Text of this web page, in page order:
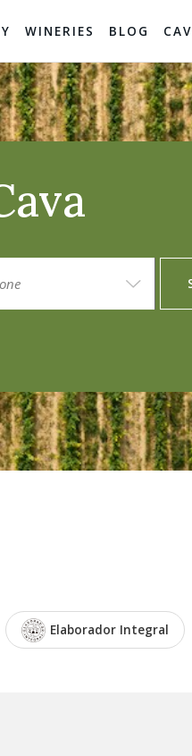
WINERIES BLOG
Elaborador Integral